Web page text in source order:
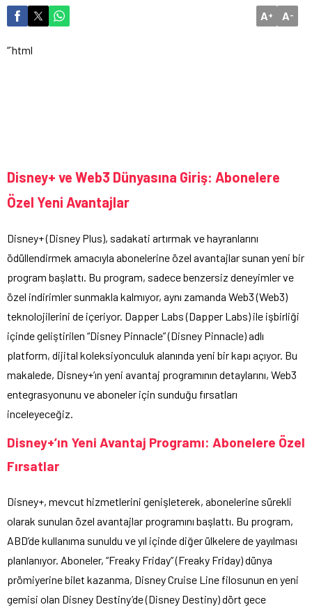
A+ A-
“`html
Disney+ ve Web3 Dünyasına Giriş: Abonelere
Özel Yeni Avantajlar
Disney+ (Disney Plus), sadakati artırmak ve hayranlarını
ödüllendirmek amacıyla abonelerine özel avantajlar sunan yeni bir
program başlattı. Bu program, sadece benzersiz deneyimler ve
özel indirimler sunmakla kalmıyor, aynı zamanda Web3 (Web3)
teknolojilerini de içeriyor. Dapper Labs (Dapper Labs) ile işbirliği
içinde geliştirilen “Disney Pinnacle” (Disney Pinnacle) adlı
platform, dijital koleksiyonculuk alanında yeni bir kapı açıyor. Bu
makalede, Disney+’ın yeni avantaj programının detaylarını, Web3
entegrasyonunu ve aboneler için sunduğu fırsatları
inceleyeceğiz.
Disney+’ın Yeni Avantaj Programı: Abonelere Özel
Fırsatlar
Disney+, mevcut hizmetlerini genişleterek, abonelerine sürekli
olarak sunulan özel avantajlar programını başlattı. Bu program,
ABD’de kullanıma sunuldu ve yıl içinde diğer ülkelere de yayılması
planlanıyor. Aboneler, “Freaky Friday” (Freaky Friday) dünya
prömiyerine bilet kazanma, Disney Cruise Line filosunun en yeni
gemisi olan Disney Destiny’de (Disney Destiny) dört gece